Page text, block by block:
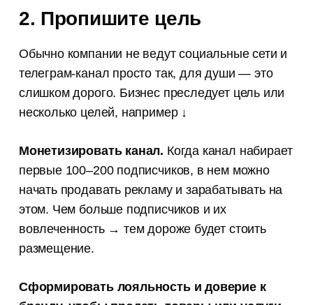
2. Пропишите цель
Обычно компании не ведут социальные сети и
телеграм-канал просто так, для души — это
слишком дорого. Бизнес преследует цель или
несколько целей, например ↓
Монетизировать канал. Когда канал набирает
первые 100–200 подписчиков, в нем можно
начать продавать рекламу и зарабатывать на
этом. Чем больше подписчиков и их
вовлеченность → тем дороже будет стоить
размещение.
Сформировать лояльность и доверие к